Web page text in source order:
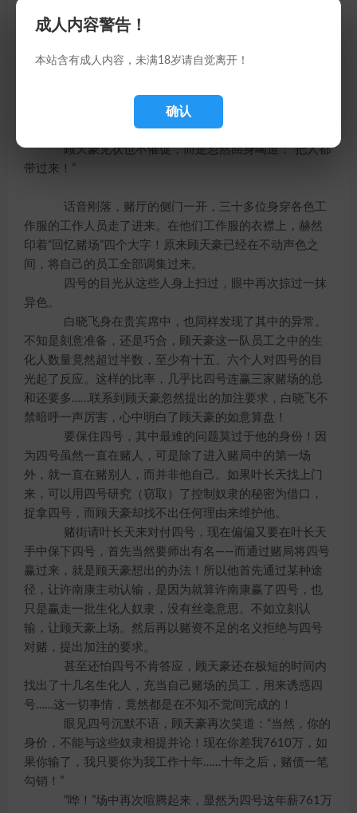
成人内容警告！
本站含有成人内容，未满18岁请自觉离开！
确认
“聪明！”顾天豪又是用力一拍赌桌，哈哈笑道：“我
既然走上赌桌，当然不是为了拒绝你的挑战。你应该也早
就看出来了吧？想要跟我赌，很简单——我要你加注！”
“我不是要钱。”顾天豪摇了摇头，瞪着四号一字一
顿地说道：“我要的也是人！就是你这个人！”
四号眼中寒光一闪，静静地没有答复。
顾天豪见状也不催促，而是忽然回身喝道：“把人都
带过来！”
话音刚落，赌厅的侧门一开，三十多位身穿各色工
作服的工作人员走了进来。在他们工作服的衣襟上，赫然
印着“回忆赌场”四个大字！原来顾天豪已经在不动声色之
间，将自己的员工全部调集过来。
四号的目光从这些人身上扫过，眼中再次掠过一抹
异色。
白晓飞身在贵宾席中，也同样发现了其中的异常。
不知是刻意准备，还是巧合，顾天豪这一队员工之中的生
化人数量竟然超过半数，至少有十五、六个人对四号的目
光起了反应。这样的比率，几乎比四号连赢三家赌场的总
和还要多……联系到顾天豪忽然提出的加注要求，白晓飞不
禁暗呼一声厉害，心中明白了顾天豪的如意算盘！
要保住四号，其中最难的问题莫过于他的身份！因
为四号虽然一直在赌人，可是除了进入赌局中的第一场
外，就一直在赌别人，而并非他自己。如果叶长天找上门
来，可以用四号研究（窃取）了控制奴隶的秘密为借口，
捉拿四号，而顾天豪却找不出任何理由来维护他。
赌街请叶长天来对付四号，现在偏偏又要在叶长天
手中保下四号，首先当然要师出有名——而通过赌局将四号
赢过来，就是顾天豪想出的办法！所以他首先通过某种途
径，让许南康主动认输，是因为就算许南康赢了四号，也
只是赢走一批生化人奴隶，没有丝毫意思。不如立刻认
输，让顾天豪上场。然后再以赌资不足的名义拒绝与四号
对赌，提出加注的要求。
甚至还怕四号不肯答应，顾天豪还在极短的时间内
找出了十几名生化人，充当自己赌场的员工，用来诱惑四
号……这一切事情，竟然都是在不知不觉间完成的！
眼见四号沉默不语，顾天豪再次笑道：“当然，你的
身价，不能与这些奴隶相提并论！现在你差我7610万，如
果你输了，我只要你为我工作十年……十年之后，赌债一笔
勾销！”
“哗！”场中再次喧腾起来，显然为四号这年薪761万